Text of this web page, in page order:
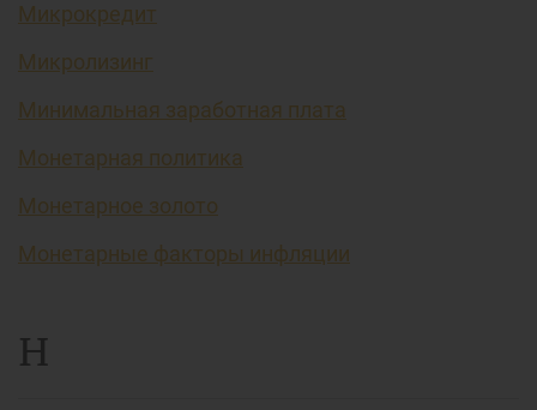
Микрокредит
Микролизинг
Минимальная заработная плата
Монетарная политика
Монетарное золото
Монетарные факторы инфляции
Н